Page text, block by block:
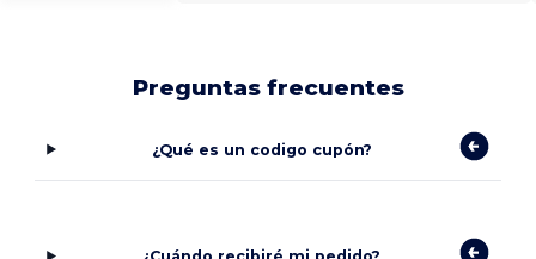
Preguntas frecuentes
¿Qué es un codigo cupón?